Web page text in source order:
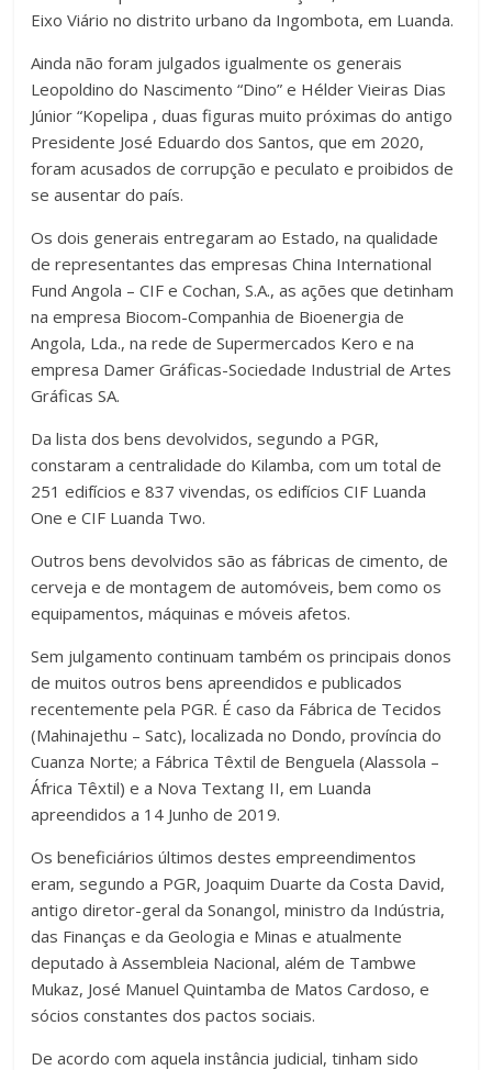
Eixo Viário no distrito urbano da Ingombota, em Luanda.
Ainda não foram julgados igualmente os generais
Leopoldino do Nascimento “Dino” e Hélder Vieiras Dias
Júnior “Kopelipa , duas figuras muito próximas do antigo
Presidente José Eduardo dos Santos, que em 2020,
foram acusados de corrupção e peculato e proibidos de
se ausentar do país.
Os dois generais entregaram ao Estado, na qualidade
de representantes das empresas China International
Fund Angola – CIF e Cochan, S.A., as ações que detinham
na empresa Biocom-Companhia de Bioenergia de
Angola, Lda., na rede de Supermercados Kero e na
empresa Damer Gráficas-Sociedade Industrial de Artes
Gráficas SA.
Da lista dos bens devolvidos, segundo a PGR,
constaram a centralidade do Kilamba, com um total de
251 edifícios e 837 vivendas, os edifícios CIF Luanda
One e CIF Luanda Two.
Outros bens devolvidos são as fábricas de cimento, de
cerveja e de montagem de automóveis, bem como os
equipamentos, máquinas e móveis afetos.
Sem julgamento continuam também os principais donos
de muitos outros bens apreendidos e publicados
recentemente pela PGR. É caso da Fábrica de Tecidos
(Mahinajethu – Satc), localizada no Dondo, província do
Cuanza Norte; a Fábrica Têxtil de Benguela (Alassola –
África Têxtil) e a Nova Textang II, em Luanda
apreendidos a 14 Junho de 2019.
Os beneficiários últimos destes empreendimentos
eram, segundo a PGR, Joaquim Duarte da Costa David,
antigo diretor-geral da Sonangol, ministro da Indústria,
das Finanças e da Geologia e Minas e atualmente
deputado à Assembleia Nacional, além de Tambwe
Mukaz, José Manuel Quintamba de Matos Cardoso, e
sócios constantes dos pactos sociais.
De acordo com aquela instância judicial, tinham sido